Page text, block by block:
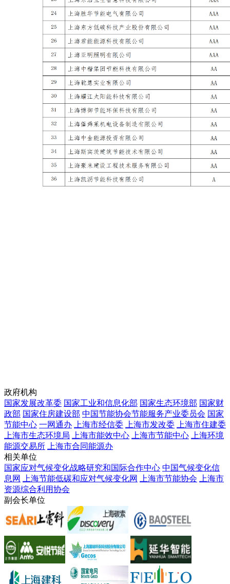
政府机构
国家发展改革委 国家工业和信息化部 国家生态环境部 国家财
政部 国家住房建设部 中国节能协会节能服务产业委员会 国家
节能中心 一网通办 上海市经信委 上海市发改委
上海市住建委
上海市生态环境局
上海市能效中心 上海市节能中心
上海环境
能源交易所
上海市合同能源办
相关单位
国家应对气候变化战略研究和国际合作中心 中国气候变化信
息网
上海节能低碳和应对气候变化网 上海市节能协会
上海市
资源综合利用协会
副会长单位